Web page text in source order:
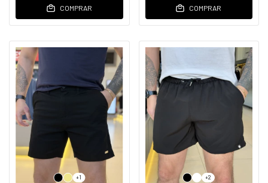
COMPRAR COMPRAR
+1 +2